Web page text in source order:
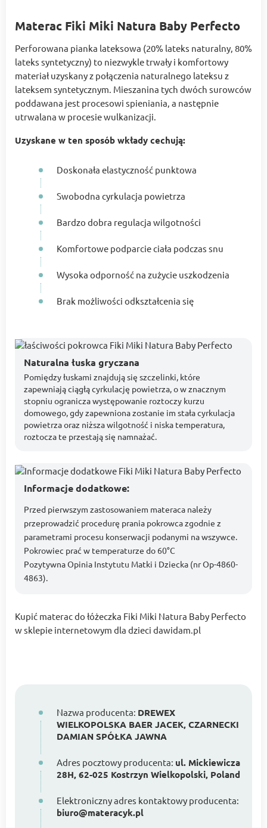
Materac Fiki Miki Natura Baby Perfecto
Perforowana pianka lateksowa (20% lateks naturalny, 80%
lateks syntetyczny) to niezwykle trwały i komfortowy
materiał uzyskany z połączenia naturalnego lateksu z
lateksem syntetycznym. Mieszanina tych dwóch surowców
poddawana jest procesowi spieniania, a następnie
utrwalana w procesie wulkanizacji.
Uzyskane w ten sposób wkłady cechują:
Doskonała elastyczność punktowa
Swobodna cyrkulacja powietrza
Bardzo dobra regulacja wilgotności
Komfortowe podparcie ciała podczas snu
Wysoka odporność na zużycie uszkodzenia
Brak możliwości odkształcenia się
Naturalna łuska gryczana
Pomiędzy łuskami znajdują się szczelinki, które
zapewniają ciągłą cyrkulację powietrza, o w znacznym
stopniu ogranicza występowanie roztoczy kurzu
domowego, gdy zapewniona zostanie im stała cyrkulacja
powietrza oraz niższa wilgotność i niska temperatura,
roztocza te przestają się namnażać.
Informacje dodatkowe:
Przed pierwszym zastosowaniem materaca należy
przeprowadzić procedurę prania pokrowca zgodnie z
parametrami procesu konserwacji podanymi na wszywce.
Pokrowiec prać w temperaturze do 60°C
Pozytywna Opinia Instytutu Matki i Dziecka (nr Op-4860-
4863).
Kupić materac do łóżeczka Fiki Miki Natura Baby Perfecto
w sklepie internetowym dla dzieci dawidam.pl
Nazwa producenta: DREWEX
WIELKOPOLSKA BAER JACEK, CZARNECKI
DAMIAN SPÓŁKA JAWNA
Adres pocztowy producenta: ul. Mickiewicza
28H, 62-025 Kostrzyn Wielkopolski, Poland
Elektroniczny adres kontaktowy producenta:
biuro@materacyk.pl